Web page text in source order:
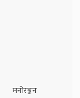
मनोरञ्जन